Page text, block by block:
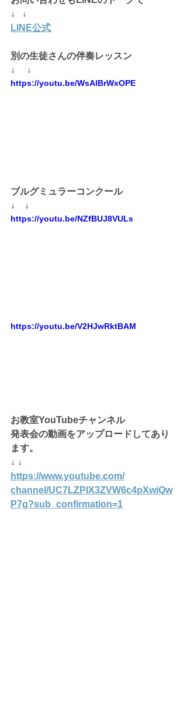
↓   ↓
LINE公式
別の生徒さんの伴奏レッスン
↓     ↓
https://youtu.be/WsAlBrWxOPE
ブルグミュラーコンクール
↓    ↓
https://youtu.be/NZfBUJ8VULs
https://youtu.be/V2HJwRktBAM
お教室YouTubeチャンネル
発表会の動画をアップロードしてあり
ます。
↓ ↓
https://www.youtube.com/
channel/UC7LZPlX3ZVW6c4pXwiQw
P7g?sub_confirmation=1